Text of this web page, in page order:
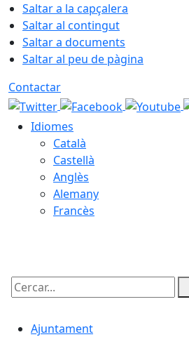
Saltar a la capçalera
Saltar al contingut
Saltar a documents
Saltar al peu de pàgina
Contactar
Idiomes
Català
Castellà
Anglès
Alemany
Francès
Cercar:
Ajuntament